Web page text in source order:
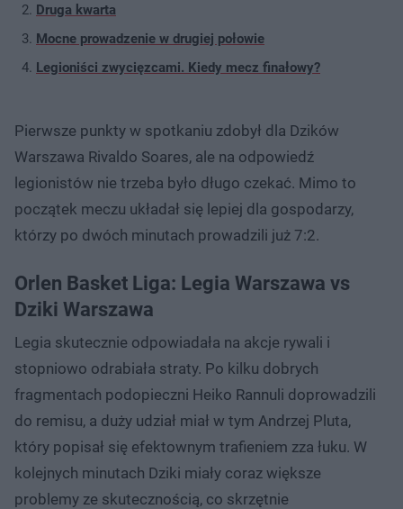
Druga kwarta
Mocne prowadzenie w drugiej połowie
Legioniści zwycięzcami. Kiedy mecz finałowy?
Pierwsze punkty w spotkaniu zdobył dla Dzików
Warszawa Rivaldo Soares, ale na odpowiedź
legionistów nie trzeba było długo czekać. Mimo to
początek meczu układał się lepiej dla gospodarzy,
którzy po dwóch minutach prowadzili już 7:2.
Orlen Basket Liga: Legia Warszawa vs
Dziki Warszawa
Legia skutecznie odpowiadała na akcje rywali i
stopniowo odrabiała straty. Po kilku dobrych
fragmentach podopieczni Heiko Rannuli doprowadzili
do remisu, a duży udział miał w tym Andrzej Pluta,
który popisał się efektownym trafieniem zza łuku. W
kolejnych minutach Dziki miały coraz większe
problemy ze skutecznością, co skrzętnie